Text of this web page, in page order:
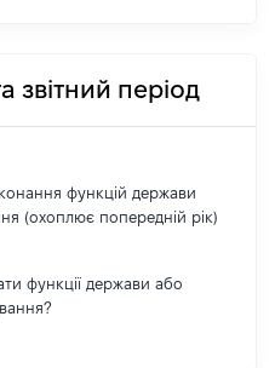
звітний період
функцій держави
(охоплює попередній рік)
функції держави або